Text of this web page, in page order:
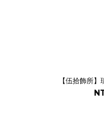
【伍拾飾所